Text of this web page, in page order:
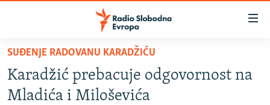
Pređite
glavni
sadržaj
BOSNA I HERCEGOVINA
SUĐENJE RADOVANU KARADŽIĆU
Karadžić prebacuje odgovornost na
Mladića i Miloševića